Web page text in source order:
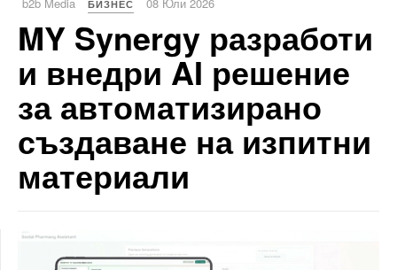
БИЗНЕС
MY Synergy разработи
и внедри AI решение
за автоматизирано
създаване на изпитни
материали